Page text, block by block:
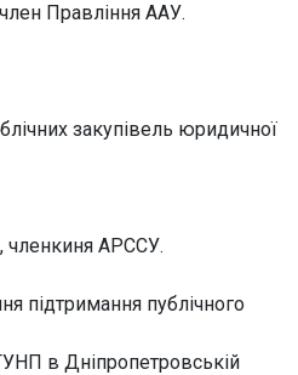
Правління ААУ.
закупівель юридичної
членкиня АРССУ.
підтримання публічного
в Дніпропетровській